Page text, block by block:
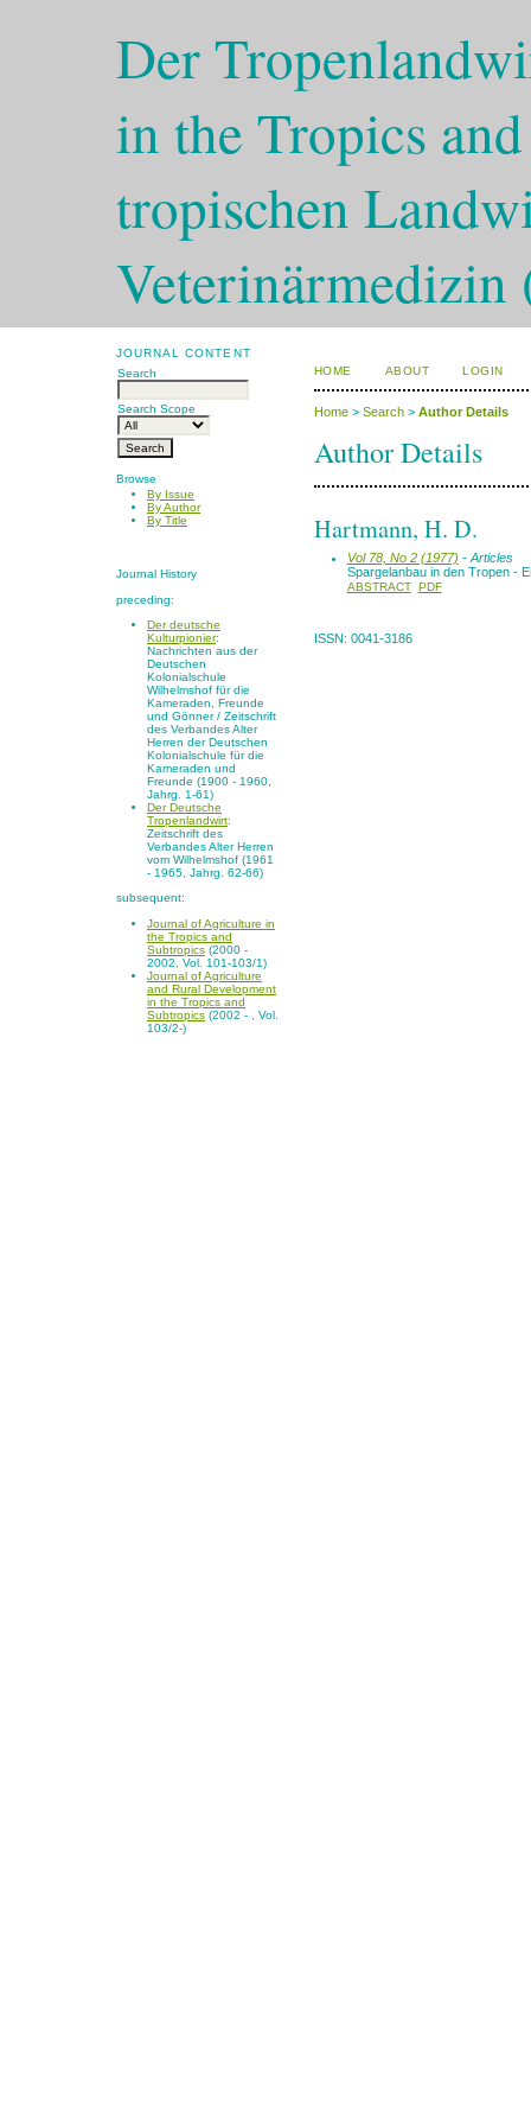
Der
in the Tropics
tropischen
Veterinärmedizin
JOURNAL CONTENT
Search
Search Scope
Browse
By Issue
By Author
By Title
Journal History
preceding:
Der deutsche
Kulturpionier:
Nachrichten aus der
Deutschen
Kolonialschule
Wilhelmshof für die
Kameraden, Freunde
und Gönner / Zeitschrift
des Verbandes Alter
Herren der Deutschen
Kolonialschule für die
Kameraden und
Freunde (1900 - 1960,
Jahrg. 1-61)
Der Deutsche
Tropenlandwirt:
Zeitschrift des
Verbandes Alter Herren
vom Wilhelmshof (1961
- 1965, Jahrg. 62-66)
subsequent:
Journal of Agriculture in
the Tropics and
Subtropics (2000 -
2002, Vol. 101-103/1)
Journal of Agriculture
and Rural Development
in the Tropics and
Subtropics (2002 - , Vol.
103/2-)
HOME ABOUT LOGIN
Home> Search> Author Details
Author Details
Hartmann, H. D.
Vol 78, No 2 (1977) - Articles
Spargelanbau in den Tropen -
ABSTRACT PDF
ISSN: 0041-3186